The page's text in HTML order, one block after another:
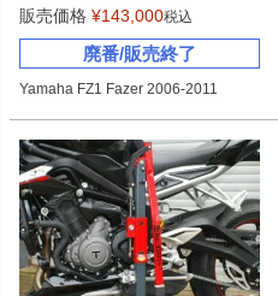
販売価格 ¥143,000税込
廃番/販売終了
Yamaha FZ1 Fazer 2006-2011